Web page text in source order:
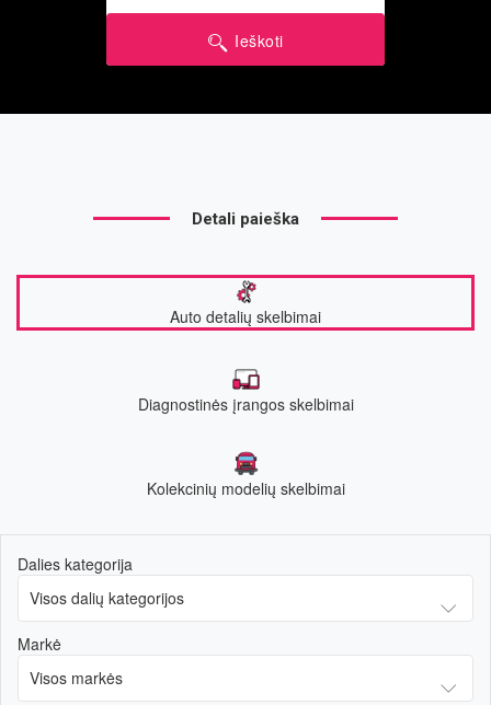
Ieškoti
Detali paieška
Auto detalių skelbimai
Diagnostinės įrangos skelbimai
Kolekcinių modelių skelbimai
Dalies kategorija
Markė